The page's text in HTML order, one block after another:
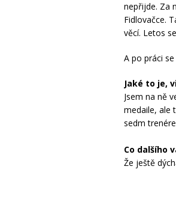
nepřijde. Za
Fidlovačce.
věcí. Letos
A po práci
Jaké to je,
Jsem na ně
medaile, ale
sedm
Co dalšího
Že ještě